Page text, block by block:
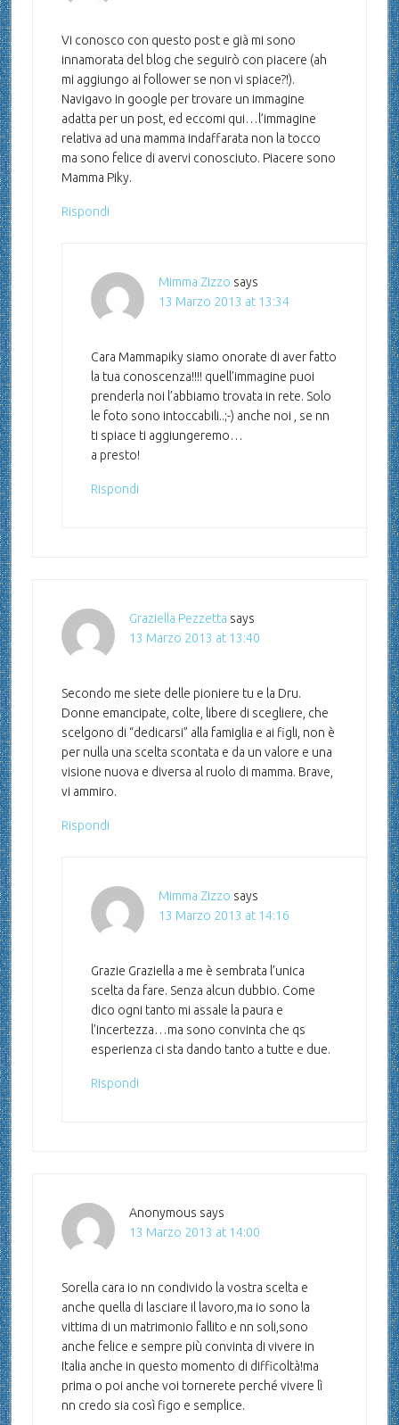
Vi conosco con questo post e già mi sono
innamorata del blog che seguirò con piacere (ah
mi aggiungo ai follower se non vi spiace?!).
Navigavo in google per trovare un immagine
adatta per un post, ed eccomi qui…l’immagine
relativa ad una mamma indaffarata non la tocco
ma sono felice di avervi conosciuto. Piacere sono
Mamma Piky.
Rispondi
Mimma Zizzo says
13 Marzo 2013 at 13:34
Cara Mammapiky siamo onorate di aver fatto
la tua conoscenza!!!! quell’immagine puoi
prenderla noi l’abbiamo trovata in rete. Solo
le foto sono intoccabili..;-) anche noi , se nn
ti spiace ti aggiungeremo…
a presto!
Rispondi
Graziella Pezzetta says
13 Marzo 2013 at 13:40
Secondo me siete delle pioniere tu e la Dru.
Donne emancipate, colte, libere di scegliere, che
scelgono di “dedicarsi” alla famiglia e ai figli, non è
per nulla una scelta scontata e da un valore e una
visione nuova e diversa al ruolo di mamma. Brave,
vi ammiro.
Rispondi
Mimma Zizzo says
13 Marzo 2013 at 14:16
Grazie Graziella a me è sembrata l’unica
scelta da fare. Senza alcun dubbio. Come
dico ogni tanto mi assale la paura e
l’incertezza…ma sono convinta che qs
esperienza ci sta dando tanto a tutte e due.
Rispondi
Anonymous says
13 Marzo 2013 at 14:00
Sorella cara io nn condivido la vostra scelta e
anche quella di lasciare il lavoro,ma io sono la
vittima di un matrimonio fallito e nn soli,sono
anche felice e sempre più convinta di vivere in
Italia anche in questo momento di difficoltà!ma
prima o poi anche voi tornerete perché vivere lì
nn credo sia così figo e semplice.